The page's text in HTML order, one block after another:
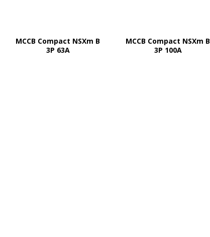
MCCB Compact NSXm B
3P 63A
MCCB Compact NSXm B
3P 100A